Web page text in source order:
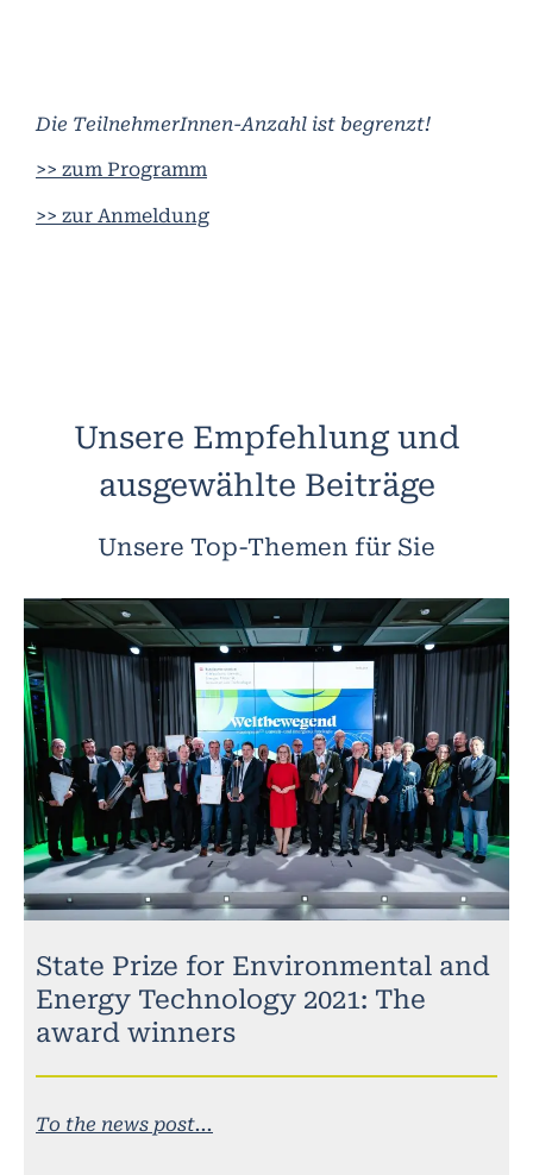
Die TeilnehmerInnen-Anzahl ist begrenzt!
>> zum Programm
>> zur Anmeldung
Unsere Empfehlung und
ausgewählte Beiträge
Unsere Top-Themen für Sie
State Prize for Environmental and
Energy Technology 2021: The
award winners
To the news post...